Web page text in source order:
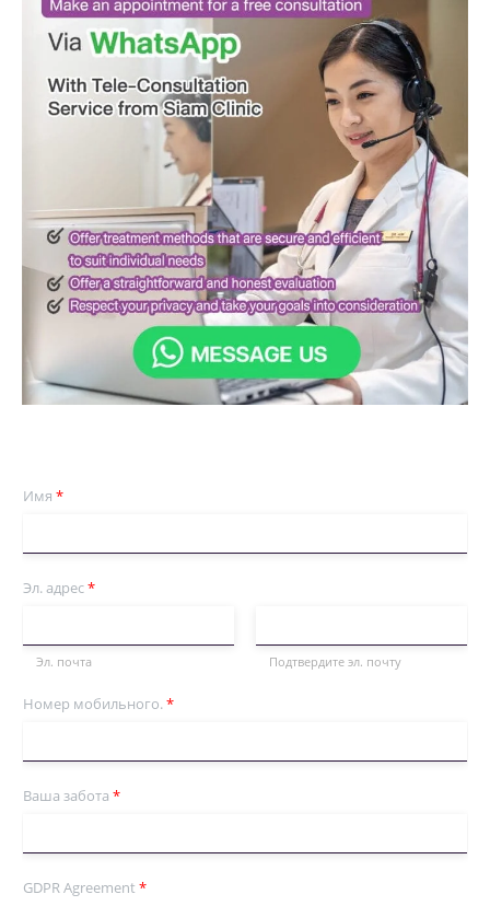
Имя *
Эл. адрес*
Эл. почта Подтвердите эл. почту
Номер мобильного.*
Ваша забота *
GDPR Agreement *